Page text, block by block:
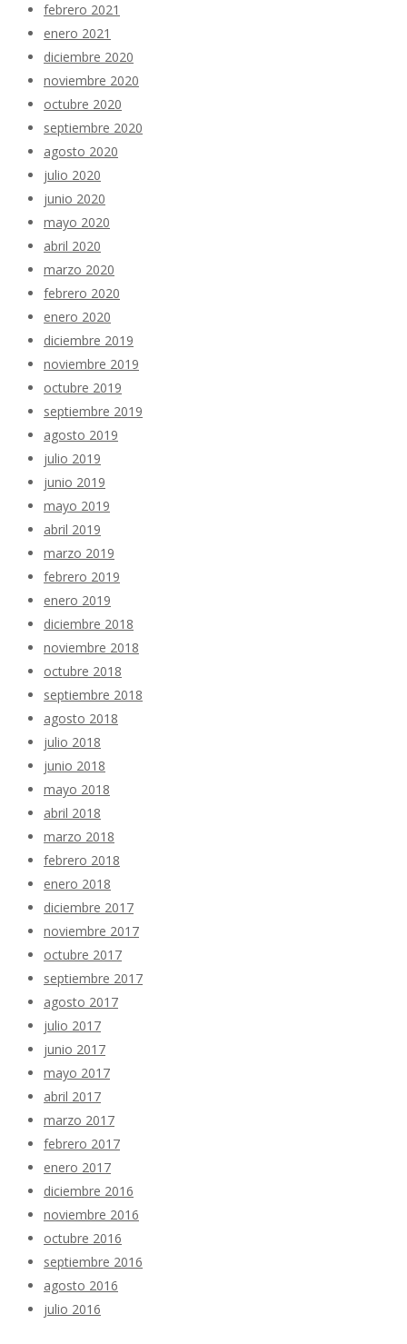
febrero 2021
enero 2021
diciembre 2020
noviembre 2020
octubre 2020
septiembre 2020
agosto 2020
julio 2020
junio 2020
mayo 2020
abril 2020
marzo 2020
febrero 2020
enero 2020
diciembre 2019
noviembre 2019
octubre 2019
septiembre 2019
agosto 2019
julio 2019
junio 2019
mayo 2019
abril 2019
marzo 2019
febrero 2019
enero 2019
diciembre 2018
noviembre 2018
octubre 2018
septiembre 2018
agosto 2018
julio 2018
junio 2018
mayo 2018
abril 2018
marzo 2018
febrero 2018
enero 2018
diciembre 2017
noviembre 2017
octubre 2017
septiembre 2017
agosto 2017
julio 2017
junio 2017
mayo 2017
abril 2017
marzo 2017
febrero 2017
enero 2017
diciembre 2016
noviembre 2016
octubre 2016
septiembre 2016
agosto 2016
julio 2016